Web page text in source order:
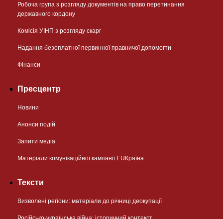
Робоча група з розгляду документів на право перетинання
державного кордону
Комісія УІНП з розгляду скарг
Надання безоплатної первинної правничої допомогти
Фінанси
Пресцентр
Новини
Анонси подій
Запити медіа
Матеріали комунікаційної кампанії EUКраїна
Тексти
Визволені регіони: матеріали до річниці деокупації